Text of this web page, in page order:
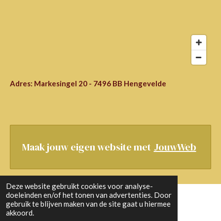
Deze website gebruikt cookies voor analyse-
doeleinden en/of het tonen van advertenties. Door
gebruik te blijven maken van de site gaat u hiermee
akkoord.
Adres: Markesingel 20 - 7496 BB Hengevelde
Maak jouw eigen website met JouwWeb
© 2023 - 2026 BijdeB&B